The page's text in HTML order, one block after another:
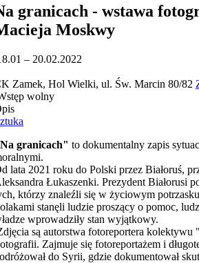
granicach - wstawa
Moskwy
– 20.02.2022
Zamek, Hol Wielki, ul. Św. Marcin 80/82
wolny
granicach" to dokumentalny zapis
lata 2021 roku do Polski przez Białoruś,
Łukaszenki. Prezydent Białorusi
którzy znaleźli się w życiowym
stanęli ludzie proszący o pomoc,
wprowadziły stan wyjątkowy.
są autorstwa fotoreportera
Zajmuje się fotoreportażem i
do Syrii, gdzie dokumentował